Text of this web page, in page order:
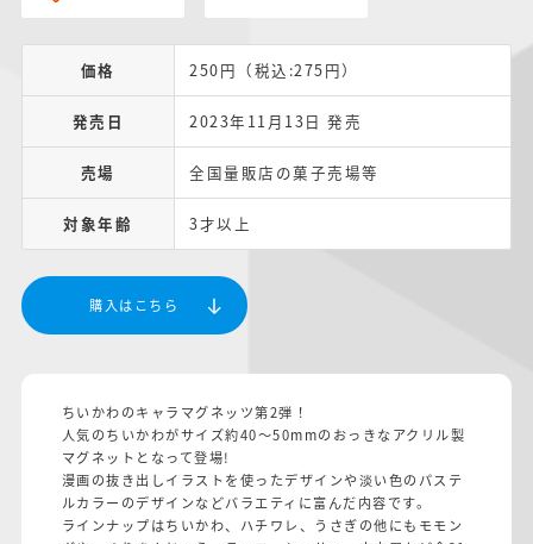
価格 250円（税込:275円）
発売日 2023年11月13日 発売
売場 全国量販店の菓子売場等
対象年齢 3才以上
購入はこちら
ちいかわのキャラマグネッツ第2弾！
人気のちいかわがサイズ約40～50mmのおっきなアクリル製
マグネットとなって登場!
漫画の抜き出しイラストを使ったデザインや淡い色のパステ
ルカラーのデザインなどバラエティに富んだ内容です。
ラインナップはちいかわ、ハチワレ、うさぎの他にもモモン